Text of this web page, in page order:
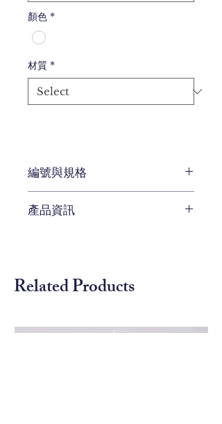
顏色 *
材質 *
編號與規格
編號 B598-1503
產品資訊
Related Products